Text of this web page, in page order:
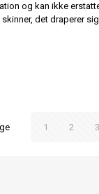
og kan ikke
det draperer
1 2 3